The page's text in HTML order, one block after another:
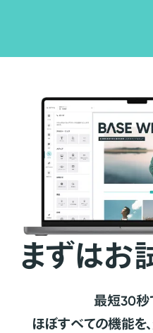
まずはお
最短30秒
ほぼすべての機能を